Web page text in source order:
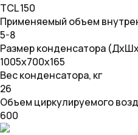
TCL 150
Применяемый объем
5-8
Размер конденсатора
1005х700х165
Вес конденсатора, кг
26
Объем циркулируемого
600